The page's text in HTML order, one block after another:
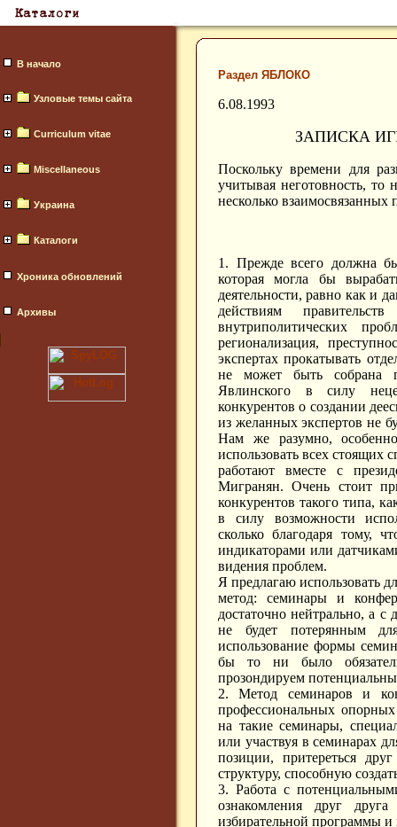
В начало
Узловые темы сайта
Curriculum vitae
Miscellaneous
Украина
Каталоги
Хроника обновлений
Архивы
Раздел ЯБЛОКО
6.08.1993
ЗАПИСКА
Поскольку времени для
учитывая неготовность, то
несколько взаимосвязанных
1. Прежде всего должна
которая могла бы
деятельности, равно как и
действиям
внутриполитических
регионализация,
экспертах прокатывать
не может быть собрана
Явлинского в силу
конкурентов о создании
из желанных экспертов не
Нам же разумно,
использовать всех стоящих
работают вместе с
Мигранян. Очень стоит
конкурентов такого типа,
в силу возможности
сколько благодаря тому,
индикаторами или
видения проблем.
Я предлагаю использовать
метод: семинары и
достаточно нейтрально, а
не будет потерянным
использование формы
бы то ни было
прозондируем
2. Метод семинаров и
профессиональных
на такие семинары,
или участвуя в семинарах
позиции, притереться
структуру, способную
3. Работа с
ознакомления друг
избирательной программы